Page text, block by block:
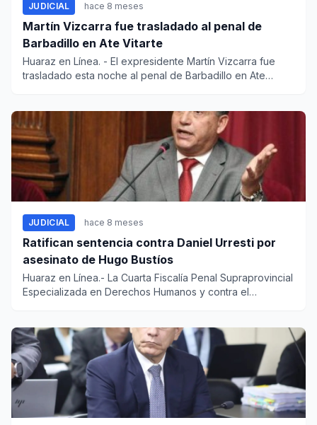
JUDICIAL hace 8 meses
Martín Vizcarra fue trasladado al penal de
Barbadillo en Ate Vitarte
Huaraz en Línea. - El expresidente Martín Vizcarra fue
trasladado esta noche al penal de Barbadillo en Ate
JUDICIAL hace 8 meses
Ratifican sentencia contra Daniel Urresti por
asesinato de Hugo Bustíos
Huaraz en Línea.- La Cuarta Fiscalía Penal Supraprovincial
Especializada en Derechos Humanos y contra el